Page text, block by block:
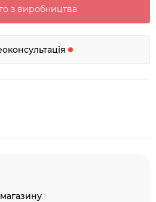
з виробництва